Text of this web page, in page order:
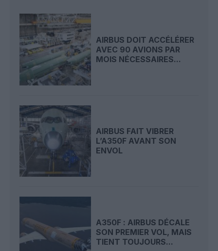
AIRBUS DOIT ACCÉLÉRER
AVEC 90 AVIONS PAR
MOIS NÉCESSAIRES...
AIRBUS FAIT VIBRER
L’A350F AVANT SON
ENVOL
A350F : AIRBUS DÉCALE
SON PREMIER VOL, MAIS
TIENT TOUJOURS...